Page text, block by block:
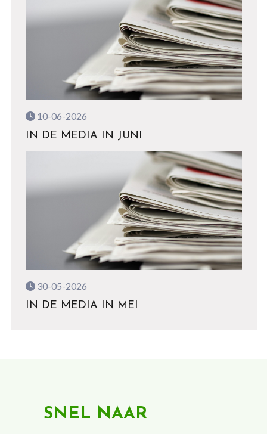
10-06-2026
IN DE MEDIA IN JUNI
30-05-2026
IN DE MEDIA IN MEI
SNEL NAAR